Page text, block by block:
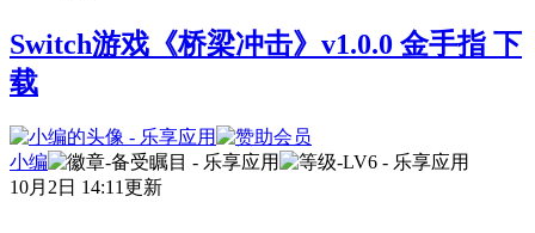
Switch游戏《桥梁冲击》v1.0.0 金手指 下
载
小编
10月2日 14:11更新